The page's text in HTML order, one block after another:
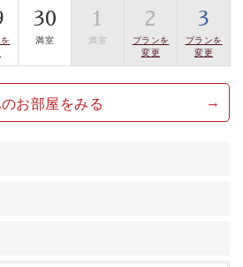
は、お部屋から花火をご覧いた
に面しておりますが、低層階の
の取り組み】---------------------
けるよう
30
満室
1
満室
2
プランを
変更
3
プランを
変更
お部屋をみる